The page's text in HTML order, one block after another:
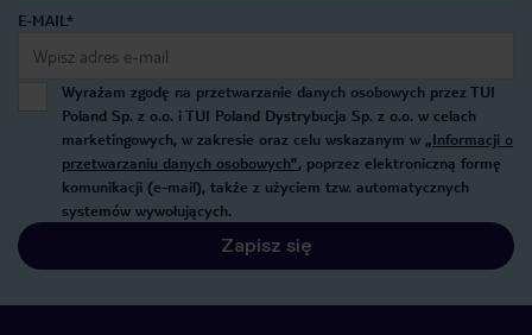
E-MAIL*
Wyrażam zgodę na przetwarzanie danych osobowych przez TUI
Poland Sp. z o.o. i TUI Poland Dystrybucja Sp. z o.o. w celach
marketingowych, w zakresie oraz celu wskazanym w „Informacji o
przetwarzaniu danych osobowych”, poprzez elektroniczną formę
komunikacji (e-mail), także z użyciem tzw. automatycznych
systemów wywołujących.
Zapisz się